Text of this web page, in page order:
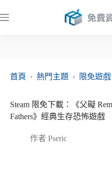
至
首頁
› 熱門主題 › 限免遊戲
Steam 限免下載：《父礙
Fathers》經典生存恐怖遊戲
作者 Pseric